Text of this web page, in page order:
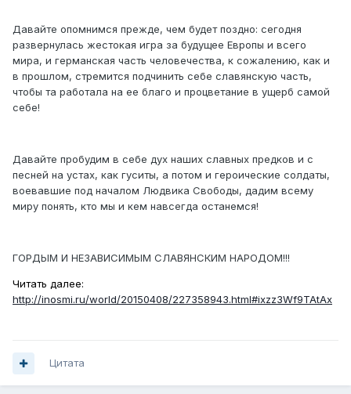
Давайте опомнимся прежде, чем будет поздно: сегодня
развернулась жестокая игра за будущее Европы и всего
мира, и германская часть человечества, к сожалению, как и
в прошлом, стремится подчинить себе славянскую часть,
чтобы та работала на ее благо и процветание в ущерб самой
себе!
Давайте пробудим в себе дух наших славных предков и с
песней на устах, как гуситы, а потом и героические солдаты,
воевавшие под началом Людвика Свободы, дадим всему
миру понять, кто мы и кем навсегда останемся!
ГОРДЫМ И НЕЗАВИСИМЫМ СЛАВЯНСКИМ НАРОДОМ!!!
Читать далее:
http://inosmi.ru/world/20150408/227358943.html#ixzz3Wf9TAtAx
Цитата